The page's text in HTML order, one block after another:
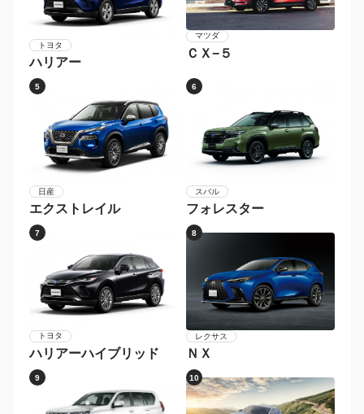
トヨタ
ハリアー
マツダ
ＣＸ−５
5
日産
エクストレイル
6
スバル
フォレスター
7
トヨタ
ハリアーハイブリッド
8
レクサス
ＮＸ
9 10